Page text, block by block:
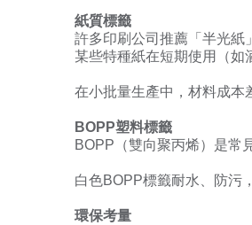
紙質標籤
許多印刷公司推薦「半光紙
某些特種紙在短期使用（如
在小批量生產中，材料成本
BOPP塑料標籤
BOPP（雙向聚丙烯）是常
白色BOPP標籤耐水、防污
環保考量